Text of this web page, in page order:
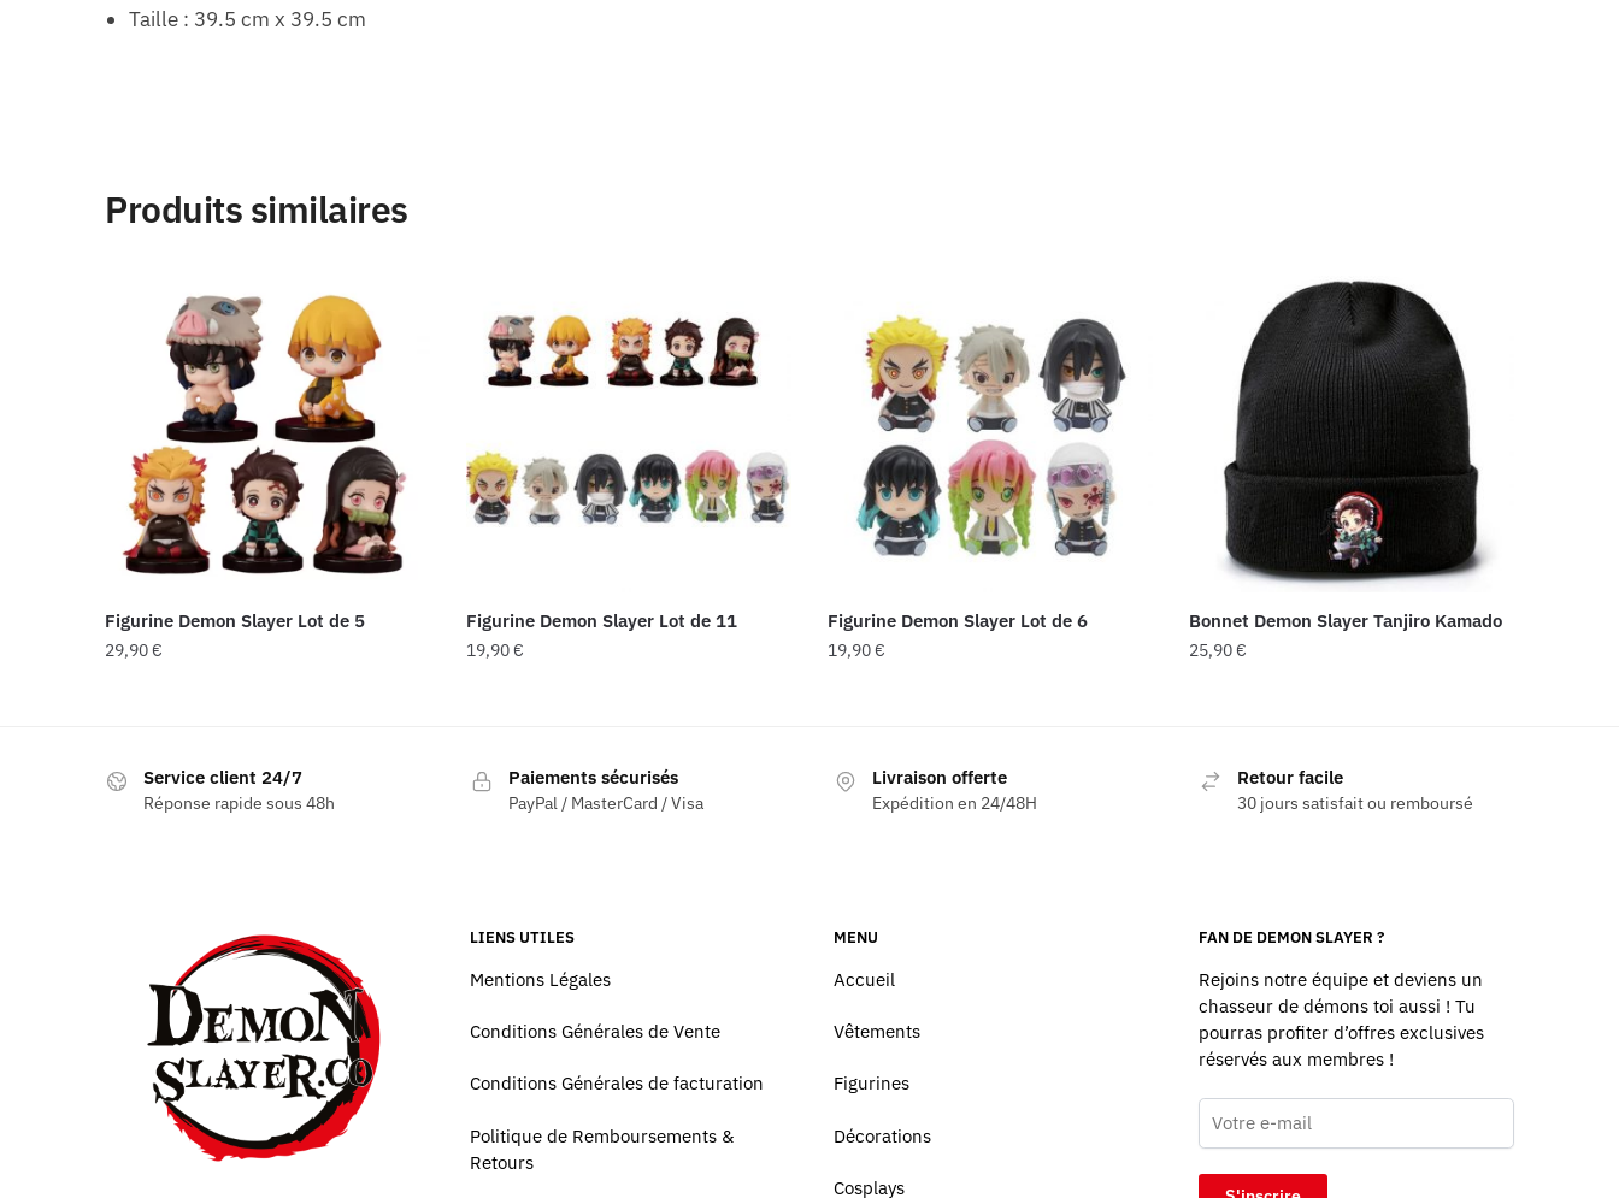
Taille : 39.5 cm x 39.5 cm
Produits similaires
Figurine Demon Slayer Lot de 5
29,90€
Figurine Demon Slayer Lot de 11
19,90€
Figurine Demon Slayer Lot de 6
19,90€
Bonnet Demon Slayer Tanjiro Kamado
25,90€
Service client 24/7
Réponse rapide sous 48h
Paiements sécurisés
PayPal / MasterCard / Visa
Livraison offerte
Expédition en 24/48H
Retour facile
30 jours satisfait ou remboursé
LIENS UTILES
Mentions Légales
Conditions Générales de Vente
Conditions Générales de facturation
Politique de Remboursements &
Retours
MENU
Accueil
Vêtements
Figurines
Décorations
Cosplays
FAN DE DEMON SLAYER ?
Rejoins notre équipe et deviens un
chasseur de démons toi aussi ! Tu
pourras profiter d’offres exclusives
réservés aux membres !